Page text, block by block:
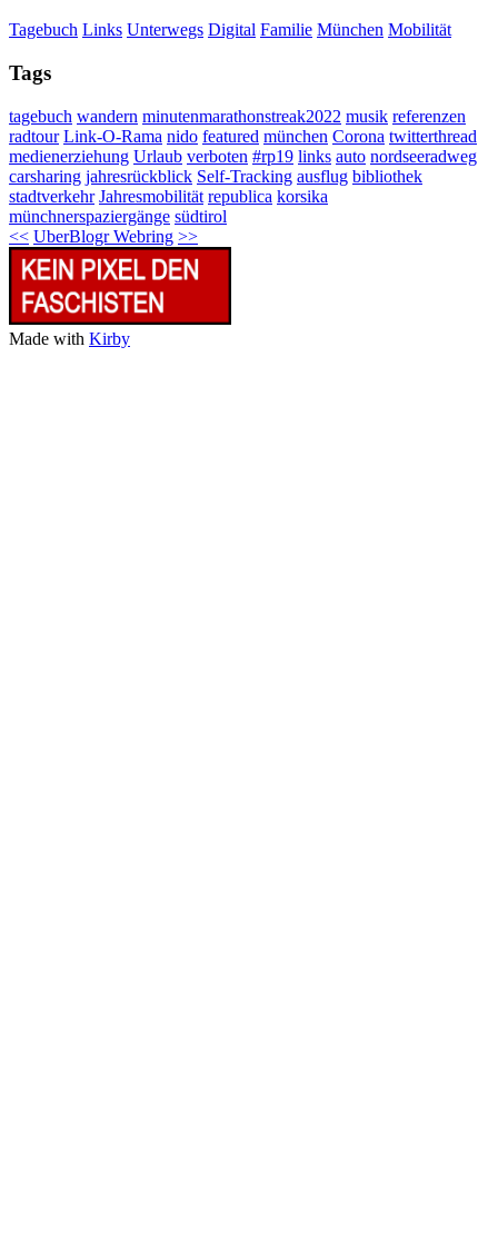
Tagebuch Links Unterwegs Digital Familie München Mobilität
Tags
tagebuch wandern minutenmarathonstreak2022 musik referenzen
radtour Link-O-Rama nido featured münchen Corona twitterthread
medienerziehung Urlaub verboten #rp19 links auto nordseeradweg
carsharing jahresrückblick Self-Tracking ausflug bibliothek
stadtverkehr Jahresmobilität republica korsika
münchnerspaziergänge südtirol
<< UberBlogr Webring >>
Made with Kirby